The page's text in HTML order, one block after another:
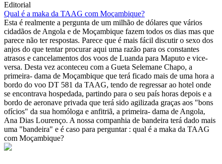
Editorial
Qual é a maka da TAAG com Moçambique?
Esta é realmente a pergunta de um milhão de dólares que vários
cidadãos de Angola e de Moçambique fazem todos os dias mas que
parece não ter respostas. Parece que é mais fácil discutir o sexo dos
anjos do que tentar procurar aqui uma razão para os constantes
atrasos e cancelamentos dos voos de Luanda para Maputo e vice-
versa. Desta vez aconteceu com a Gueta Selemane Chapo, a
primeira- dama de Moçambique que terá ficado mais de uma hora a
bordo do voo DT 581 da TAAG, tendo de regressar ao hotel onde
se encontrava hospedada, partindo para o seu país horas depois e a
bordo de aeronave privada que terá sido agilizada graças aos "bons
ofícios" da sua homóloga e anfitriã, a primeira- dama de Angola,
Ana Dias Lourenço. A nossa companhia de bandeira terá dado mais
uma "bandeira" e é caso para perguntar : qual é a maka da TAAG
com Moçambique?